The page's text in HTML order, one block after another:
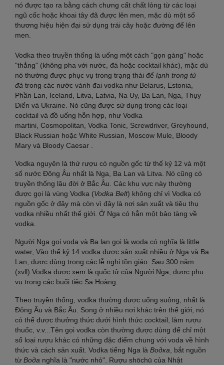
nó được tạo ra bằng cách chưng cất chất lỏng từ các loại
ngũ cốc hoặc khoai tây đã được lên men, mặc dù một số
thương hiệu hiện đại sử dụng trái cây hoặc đường để lên
men.
Vodka theo truyền thống là uống một cách "gọn gàng" hoặc
"thẳng" (không pha với nước, đá hoặc cocktail khác), mặc dù
nó thường được phục vụ trong trạng thái để lạnh trong tủ
đá trong các nước vành đai vodka như Belarus, Estonia,
Phần Lan, Iceland, Litva, Latvia, Na Uy, Ba Lan, Nga, Thụy
Điển và Ukraine. Nó cũng được sử dụng trong các loại
cocktail và đồ uống hỗn hợp, như Vodka
martini, Cosmopolitan, Vodka Tonic, Screwdriver, Greyhound,
Black Russian hoặc White Russian, Moscow Mule, Bloody
Mary và Bloody Caesar .
Vodka nguyên là thứ rượu có nguồn gốc từ thế kỷ 12 và một
số nước Đông Âu nhất là Nga, Ba Lan và Litva. Nó cũng có
truyền thống lâu đời ở Bắc Âu. Các khu vực này thường
được gọi là vùng Vodka (Vodka Belt) không chỉ vì Vodka có
nguồn gốc ở đây mà còn vì đây là nơi sản xuất và tiêu thụ
vodka nhiều nhất thế giới. Ở Nga có hẳn một bảo tàng về
vodka.
Người Nga gọi voda và Ba lan gọi là woda có nghĩa là little
water, Vào thế kỷ 14 vodka được sản xuất nhiều ở Nga và Ba
Lan, được dùng trong các lễ nghi tồn giáo. Sau 300 năm
(xvll) Vodka được xem là quốc tử của Người Nga, được phụ
vụ trong các buổi tiệc Sa Hoàng.
Theo truyền thống, vodka thường được uống suông, nhất là
Đông Âu và Bắc Âu. Song ở nhiều nơi khác trên thế giới, nó
có thể được thưởng thức dưới hình thức cocktail, làm rượu
thuốc, v.v...Tên gọi vodka còn thường được dùng để chỉ một
số loại rượu khác có những đặc điểm chung với voda về hình
thức và cách sản xuất. Vodka tiếng Nga là Водка , bắt nguồn
từ Вода nghĩa là "nước nhỏ". Rượu shōchū của Nhật